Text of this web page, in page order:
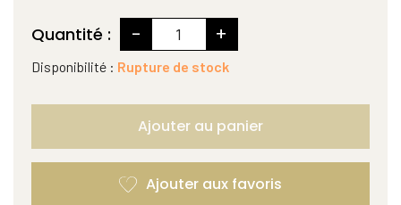
Quantité : - +
Disponibilité : Rupture de stock
Ajouter au panier